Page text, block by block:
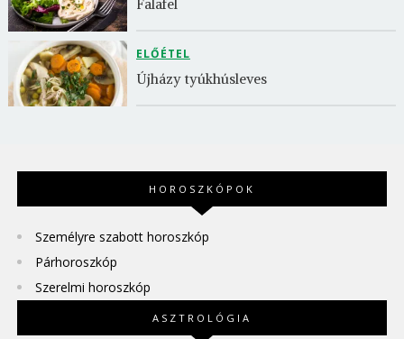
Falafel
ELŐÉTEL
Újházy tyúkhúsleves
HOROSZKÓPOK
Személyre szabott horoszkóp
Párhoroszkóp
Szerelmi horoszkóp
ASZTROLÓGIA